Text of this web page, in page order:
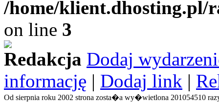
/home/
on line 3
Redakcja Dodaj
informację | Dodaj link |
Od sierpnia roku 2002 strona zosta�a wy�wietlona 201054510